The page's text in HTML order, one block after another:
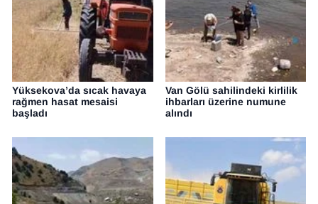
Yüksekova’da sıcak havaya
rağmen hasat mesaisi
başladı
Van Gölü sahilindeki kirlilik
ihbarları üzerine numune
alındı